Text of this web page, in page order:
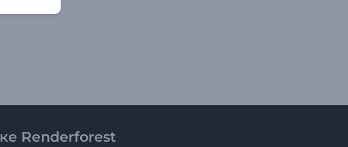
Renderforest